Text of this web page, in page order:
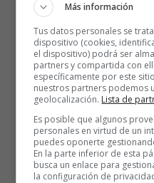
Más información
Tus datos personales se
dispositivo (cookies,
el dispositivo) podrá ser
partners y compartida con
específicamente por este
nuestros partners podemos
geolocalización. Lista de
Es posible que algunos
personales en virtud de un
puedes oponerte
En la parte inferior de esta
busca un enlace para
la configuración de